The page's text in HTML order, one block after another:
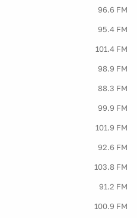
96.6 FM
95.4 FM
101.4 FM
98.9 FM
88.3 FM
99.9 FM
101.9 FM
92.6 FM
103.8 FM
91.2 FM
100.9 FM